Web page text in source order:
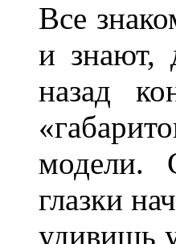
Все
и знают,
назад
модели.
глазки
удивишь